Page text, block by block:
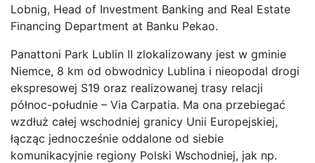
Lobnig, Head of Investment Banking and Real Estate
Financing Department at Banku Pekao.
Panattoni Park Lublin II zlokalizowany jest w gminie
Niemce, 8 km od obwodnicy Lublina i nieopodal drogi
ekspresowej S19 oraz realizowanej trasy relacji
północ-południe – Via Carpatia. Ma ona przebiegać
wzdłuż całej wschodniej granicy Unii Europejskiej,
łącząc jednocześnie oddalone od siebie
komunikacyjnie regiony Polski Wschodniej, jak np.